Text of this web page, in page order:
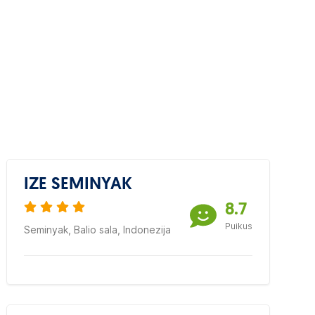
IZE SEMINYAK
Seminyak, Balio sala, Indonezija
8.7
Puikus